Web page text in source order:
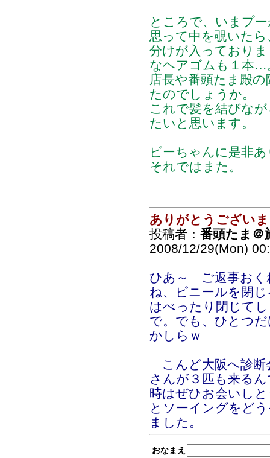
ところで、いまプ
思って中を覗いた
分けが入っており
なヘアゴムも１本…
店長や番頭たま殿
たのでしょうか。
これで髪を結びな
たいと思います。
ビーちゃんに是非
それではまた。
ありがとうござい
投稿者： 番頭たま＠
2008/12/29(Mon)
ひあ～ ご返事おく
ね、ビニールを閉
はべったり閉じて
で。でも、ひとつ
かしらｗ
こんど大阪へ診断
さんが３匹も来る
時はぜひお会いし
とソーイングをど
ました。
おなまえ